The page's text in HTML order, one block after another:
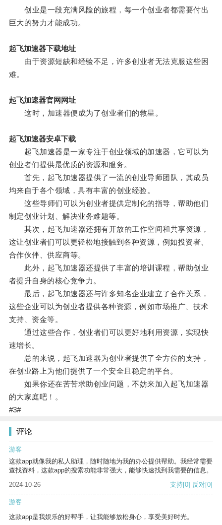
创业是一段充满风险的旅程，每一个创业者都需要付出
巨大的努力才能成功。
起飞加速器下载地址
由于资源短缺和经验不足，许多创业者无法克服这些困
难。
起飞加速器官网网址
这时，加速器便成为了创业者们的救星。
起飞加速器安卓下载
起飞加速器是一家专注于创业领域的加速器，它可以为
创业者们提供最优质的资源和服务。
首先，起飞加速器提供了一流的创业导师团队，其成员
均来自于各个领域，具有丰富的创业经验。
这些导师们可以为创业者提供定制化的指导，帮助他们
制定创业计划、解决业务难题等。
其次，起飞加速器还拥有开放的工作空间和共享资源，
这让创业者们可以更轻松地接触到各种资源，例如投资者、
合作伙伴、供应商等。
此外，起飞加速器还提供了丰富的培训课程，帮助创业
者提升自身的核心竞争力。
最后，起飞加速器还与许多知名企业建立了合作关系，
这些企业可以为创业者提供各种资源，例如市场推广、技术
支持、资金等。
通过这些合作，创业者们可以更好地利用资源，实现快
速增长。
总的来说，起飞加速器为创业者提供了全方位的支持，
在创业路上为他们提供了一个安全且稳定的平台。
如果你还在苦苦求助创业问题，不妨来加入起飞加速器
的大家庭吧！。
#3#
评论
游客
这款app就像我的私人助理，随时随地为我的办公提供帮助。我经常需要
查找资料，这款app的搜索功能非常强大，能够快速找到我需要的信息。
2024-10-26
支持[0] 反对[0]
游客
这款app是我娱乐的好帮手，让我能够放松身心，享受美好时光。